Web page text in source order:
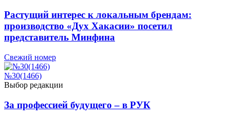
Растущий интерес к локальным брендам:
производство «Дух Хакасии» посетил
представитель Минфина
Свежий номер
№30(1466)
Выбор редакции
За профессией будущего – в РУК